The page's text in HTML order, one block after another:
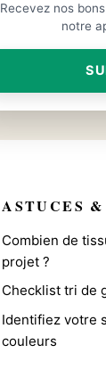
ASTUCES
Combien de
projet ?
Checklist tri de
Identifiez votre
couleurs
Recevez nos
notre